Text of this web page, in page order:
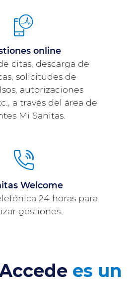
online
citas, descarga de
solicitudes de
autorizaciones
a través del área de
Mi Sanitas.
Welcome
24 horas para
gestiones.
es un